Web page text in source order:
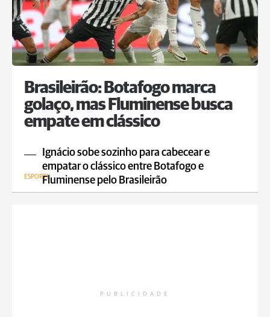
Brasileirão: Botafogo marca
golaço, mas Fluminense busca
empate em clássico
Ignácio sobe sozinho para cabecear e
empatar o clássico entre Botafogo e
Fluminense pelo Brasileirão
ESPORTE
PUBLICIDADE